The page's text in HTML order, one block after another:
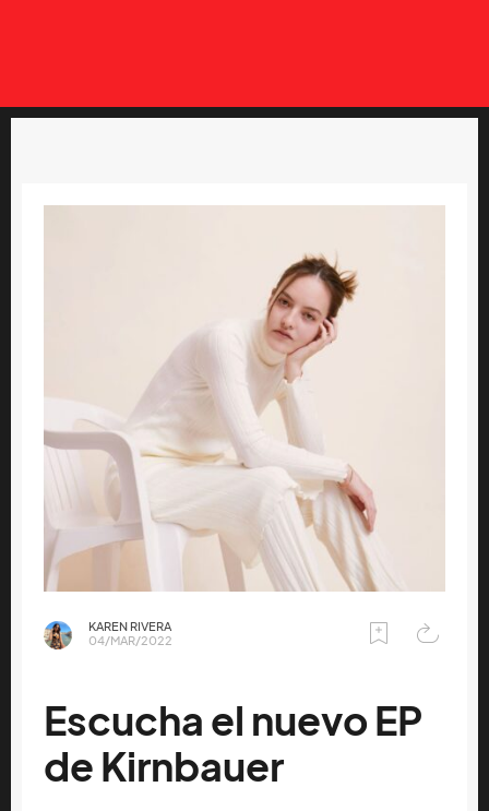
KAREN RIVERA
04/MAR/2022
Escucha el nuevo EP
de Kirnbauer